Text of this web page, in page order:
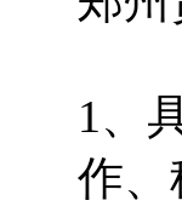
1、
作、